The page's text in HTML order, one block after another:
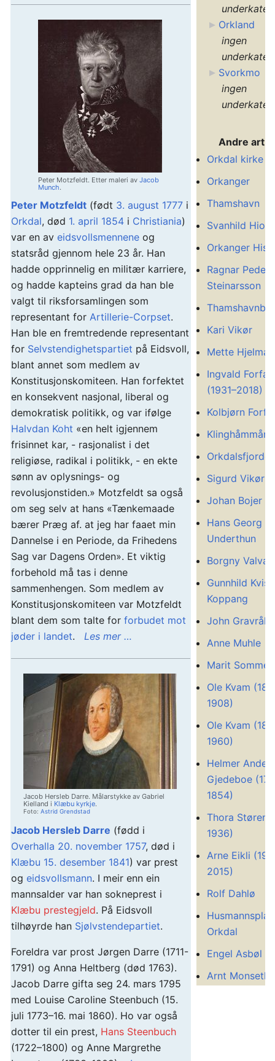
Peter Motzfeldt. Etter maleri av Jacob
Munch.
Peter Motzfeldt (født 3. august 1777 i
Orkdal, død 1. april 1854 i Christiania)
var en av eidsvollsmennene og
statsråd gjennom hele 23 år. Han
hadde opprinnelig en militær karriere,
og hadde kapteins grad da han ble
valgt til riksforsamlingen som
representant for Artillerie-Corpset.
Han ble en fremtredende representant
for Selvstendighetspartiet på Eidsvoll,
blant annet som medlem av
Konstitusjonskomiteen. Han forfektet
en konsekvent nasjonal, liberal og
demokratisk politikk, og var ifølge
Halvdan Koht «en helt igjennem
frisinnet kar, - rasjonalist i det
religiøse, radikal i politikk, - en ekte
sønn av oplysnings- og
revolusjonstiden.» Motzfeldt sa også
om seg selv at hans «Tænkemaade
bærer Præg af. at jeg har faaet min
Dannelse i en Periode, da Frihedens
Sag var Dagens Orden». Et viktig
forbehold må tas i denne
sammenhengen. Som medlem av
Konstitusjonskomiteen var Motzfeldt
blant dem som talte for forbudet mot
jøder i landet. Les mer …
Jacob Hersleb Darre. Målarstykke av Gabriel
Kielland i Klæbu kyrkje.
Foto: Astrid Grendstad
Jacob Hersleb Darre (fødd i
Overhalla 20. november 1757, død i
Klæbu 15. desember 1841) var prest
og eidsvollsmann. I meir enn ein
mannsalder var han sokneprest i
Klæbu prestegjeld. På Eidsvoll
tilhøyrde han Sjølvstendepartiet.
Foreldra var prost Jørgen Darre (1711-
1791) og Anna Heltberg (død 1763).
Jacob Darre gifta seg 24. mars 1795
med Louise Caroline Steenbuch (15.
juli 1773–16. mai 1860). Ho var også
dotter til ein prest, Hans Steenbuch
(1722–1800) og Anne Margrethe
Orkland
ingen
Svorkmo
ingen
Andre
Orkdal kirke
Orkanger
Thamshavn
Svanhild
Orkanger
Ragnar Peder
Steinarsson
Kari Vikør
Mette
Ingvald
(1931–2018)
Kolbjørn
Orkdalsfjorden
Sigurd Vikør
Johan Bojer
Hans Georg
Underthun
Borgny
Gunnhild Kvisli
Koppang
John Gravråk
Anne Muhle
Marit
Ole Kvam
1908)
Ole Kvam
1960)
Helmer
Gjedeboe
1854)
Thora Støren
1936)
Arne Eikli
2015)
Rolf Dahlø
Orkdal
Engel Asbøl
Arnt Monseth